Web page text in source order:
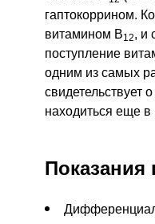
гаптокоррином.
витамином В12, и
поступление
одним из самых
свидетельствует
находиться еще
Показания